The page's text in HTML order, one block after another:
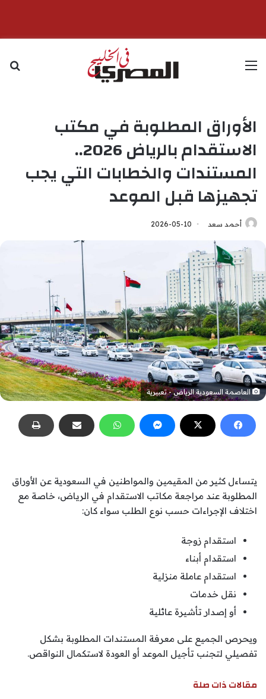
القائمة
الأوراق المطلوبة في مكتب
الاستقدام بالرياض 2026..
المستندات والخطابات التي يجب
تجهيزها قبل الموعد
أحمد سعد 2026-05-10
العاصمة السعودية الرياض - تعبيرية
يتساءل كثير من المقيمين والمواطنين في السعودية عن الأوراق
المطلوبة عند مراجعة مكاتب الاستقدام في الرياض، خاصة مع
اختلاف الإجراءات حسب نوع الطلب سواء كان:
استقدام زوجة
استقدام أبناء
استقدام عاملة منزلية
نقل خدمات
أو إصدار تأشيرة عائلية
ويحرص الجميع على معرفة المستندات المطلوبة بشكل
تفصيلي لتجنب تأجيل الموعد أو العودة لاستكمال النواقص.
مقالات ذات صلة